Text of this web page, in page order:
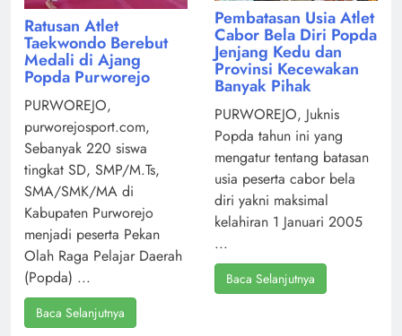
Ratusan Atlet
Taekwondo Berebut
Medali di Ajang
Popda Purworejo
PURWOREJO,
purworejosport.com,
Sebanyak 220 siswa
tingkat SD, SMP/M.Ts,
SMA/SMK/MA di
Kabupaten Purworejo
menjadi peserta Pekan
Olah Raga Pelajar Daerah
(Popda) ...
Baca Selanjutnya
Pembatasan Usia Atlet
Cabor Bela Diri Popda
Jenjang Kedu dan
Provinsi Kecewakan
Banyak Pihak
PURWOREJO, Juknis
Popda tahun ini yang
mengatur tentang batasan
usia peserta cabor bela
diri yakni maksimal
kelahiran 1 Januari 2005
...
Baca Selanjutnya